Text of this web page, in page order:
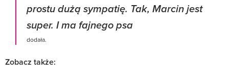
prostu dużą sympatię. Tak, Marcin jest
super. I ma fajnego psa
dodała.
Zobacz także: